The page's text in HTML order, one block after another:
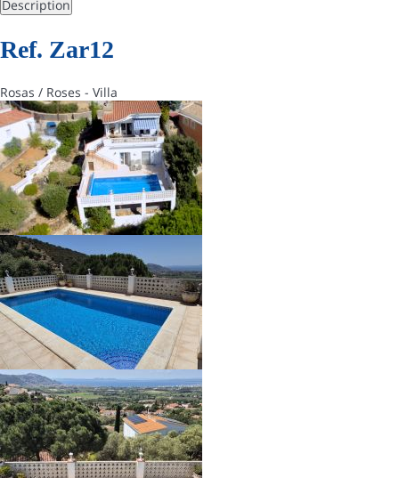
Description
Ref. Zar12
Rosas / Roses - Villa